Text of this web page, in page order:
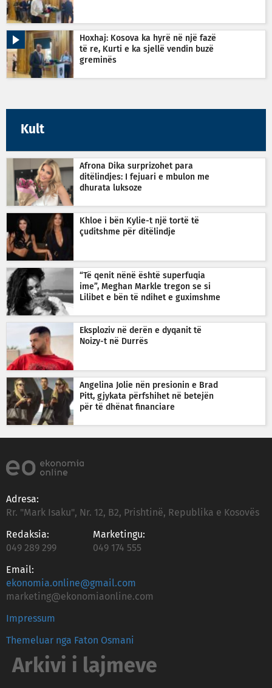
Hoxhaj: Kosova ka hyrë në një fazë
të re, Kurti e ka sjellë vendin buzë
greminës
Kult
Afrona Dika surprizohet para
ditëlindjes: I fejuari e mbulon me
dhurata luksoze
Khloe i bën Kylie-t një tortë të
çuditshme për ditëlindje
“Të qenit nënë është superfuqia
ime”, Meghan Markle tregon se si
Lilibet e bën të ndihet e guximshme
Eksploziv në derën e dyqanit të
Noizy-t në Durrës
Angelina Jolie nën presionin e Brad
Pitt, gjykata përfshihet në betejën
për të dhënat financiare
Adresa:
Rr. "Mark Isaku", Nr. 12, B2, Prishtinë, Republika e Kosovës
Redaksia:
049 289 299
Marketingu:
049 174 555
Email:
ekonomia.online@gmail.com
marketing@ekonomiaonline.com
Impressum
Themeluar nga Faton Osmani
Arkivi i lajmeve